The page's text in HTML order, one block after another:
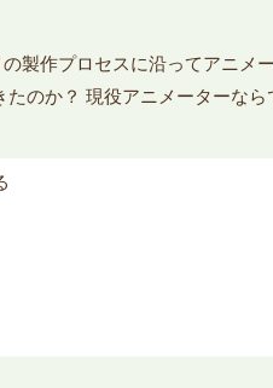
製作プロセスに沿ってアニメ
のか？ 現役アニメーターな